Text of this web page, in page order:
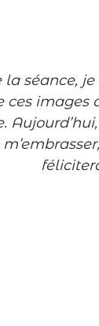
la séance,
ces